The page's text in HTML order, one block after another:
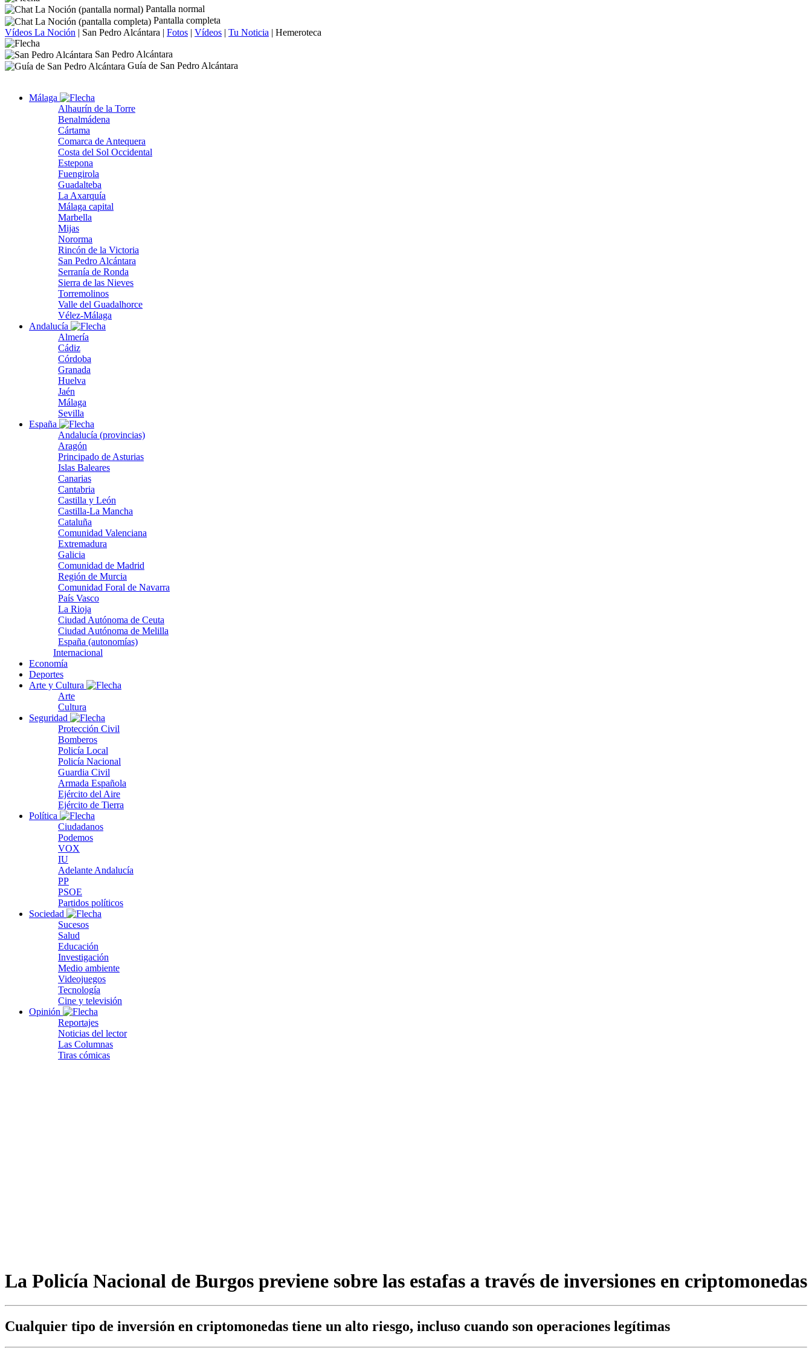
Pantalla normal
Pantalla completa
Vídeos La Noción | San Pedro Alcántara | Fotos | Vídeos | Tu Noticia | Hemeroteca
San Pedro Alcántara
Guía de San Pedro Alcántara
Málaga
Alhaurín de la Torre
Benalmádena
Cártama
Comarca de Antequera
Costa del Sol Occidental
Estepona
Fuengirola
Guadalteba
La Axarquía
Málaga capital
Marbella
Mijas
Nororma
Rincón de la Victoria
San Pedro Alcántara
Serranía de Ronda
Sierra de las Nieves
Torremolinos
Valle del Guadalhorce
Vélez-Málaga
Andalucía
Almería
Cádiz
Córdoba
Granada
Huelva
Jaén
Málaga
Sevilla
España
Andalucía (provincias)
Aragón
Principado de Asturias
Islas Baleares
Canarias
Cantabria
Castilla y León
Castilla-La Mancha
Cataluña
Comunidad Valenciana
Extremadura
Galicia
Comunidad de Madrid
Región de Murcia
Comunidad Foral de Navarra
País Vasco
La Rioja
Ciudad Autónoma de Ceuta
Ciudad Autónoma de Melilla
España (autonomías)
Internacional
Economía
Deportes
Arte y Cultura
Arte
Cultura
Seguridad
Protección Civil
Bomberos
Policía Local
Policía Nacional
Guardia Civil
Armada Española
Ejército del Aire
Ejército de Tierra
Política
Ciudadanos
Podemos
VOX
IU
Adelante Andalucía
PP
PSOE
Partidos políticos
Sociedad
Sucesos
Salud
Educación
Investigación
Medio ambiente
Videojuegos
Tecnología
Cine y televisión
Opinión
Reportajes
Noticias del lector
Las Columnas
Tiras cómicas
La Policía Nacional de Burgos previene sobre las estafas a través de inversiones en criptomonedas
Cualquier tipo de inversión en criptomonedas tiene un alto riesgo, incluso cuando son operaciones legítimas